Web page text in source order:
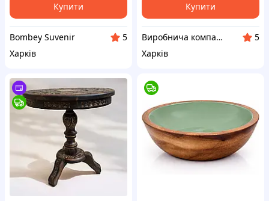
Купити
Bombey Suvenir
5
Харків
Купити
Виробнича компанія Uaforming
5
Харків